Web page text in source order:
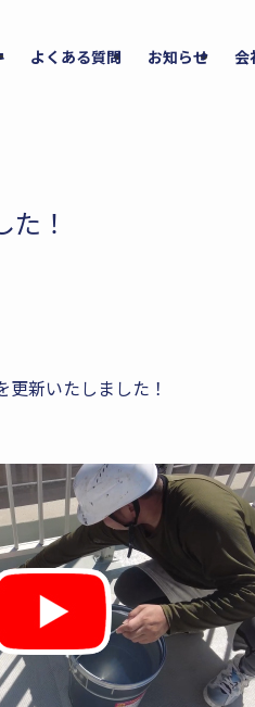
よくある質問 お知らせ 会
！
新いたしました！